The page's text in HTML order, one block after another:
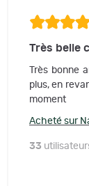
Très belle
Très bonne
plus, en
moment
Acheté sur
33